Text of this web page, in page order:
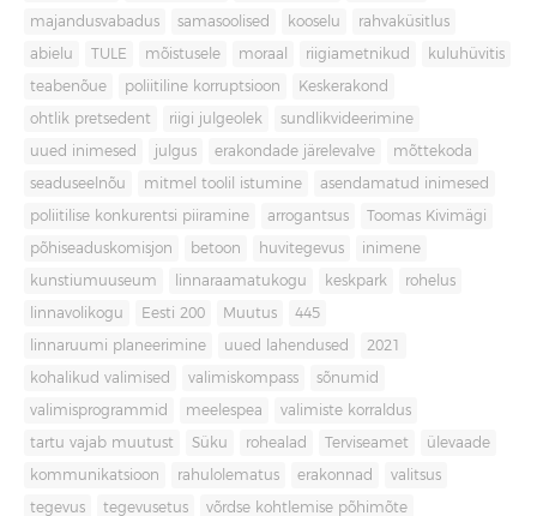
majandusvabadus samasoolised kooselu rahvaküsitlus
abielu TULE mõistusele moraal riigiametnikud kuluhüvitis
teabenõue poliitiline korruptsioon Keskerakond
ohtlik pretsedent riigi julgeolek sundlikvideerimine
uued inimesed julgus erakondade järelevalve mõttekoda
seaduseelnõu mitmel toolil istumine asendamatud inimesed
poliitilise konkurentsi piiramine arrogantsus Toomas Kivimägi
põhiseaduskomisjon betoon huvitegevus inimene
kunstiumuuseum linnaraamatukogu keskpark rohelus
linnavolikogu Eesti 200 Muutus 445
linnaruumi planeerimine uued lahendused 2021
kohalikud valimised valimiskompass sõnumid
valimisprogrammid meelespea valimiste korraldus
tartu vajab muutust Süku rohealad Terviseamet ülevaade
kommunikatsioon rahulolematus erakonnad valitsus
tegevus tegevusetus võrdse kohtlemise põhimõte